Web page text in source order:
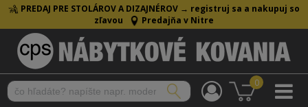
PREDAJ PRE STOLÁROV A DIZAJNÉROV → registruj sa a nakupuj so
zľavou
Predajňa v Nitre
0